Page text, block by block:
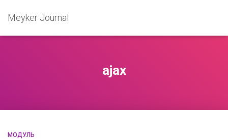
Meyker Journal
ajax
МОДУЛЬ